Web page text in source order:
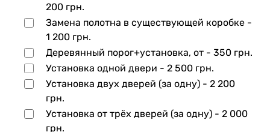
200 грн.
Замена полотна в существующей коробке -
1 200 грн.
Деревянный порог+установка, от - 350 грн.
Установка одной двери - 2 500 грн.
Установка двух дверей (за одну) - 2 200
грн.
Установка от трёх дверей (за одну) - 2 000
грн.